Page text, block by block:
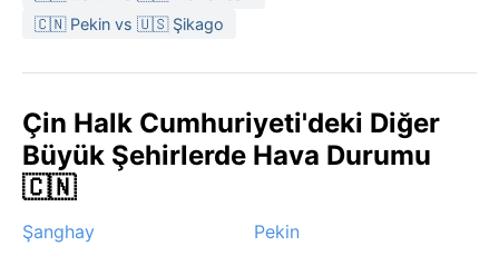
keyiflidir. Ancak dikkat edilmesi gereken bir olay var:
İlkbaharda toz fırtınaları görülebilir. Kışın ise yoğun
sis, özellikle sabah saatlerinde görüş mesafesini
mevsimi de belirgin yaşayan bir şehirdir.
🇨🇳 Pekin vs 🇺🇸 Şikago
Çin Halk Cumhuriyeti'deki Diğer
Büyük Şehirlerde Hava Durumu
🇨🇳
Şanghay
Pekin